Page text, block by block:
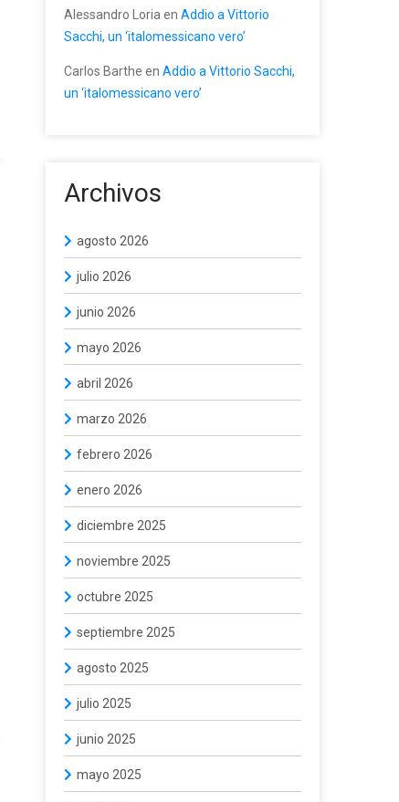
Alessandro Loria en Addio a Vittorio
Sacchi, un ‘italomessicano vero’
Carlos Barthe en Addio a Vittorio Sacchi,
un ‘italomessicano vero’
Archivos
agosto 2026
julio 2026
junio 2026
mayo 2026
abril 2026
marzo 2026
febrero 2026
enero 2026
diciembre 2025
noviembre 2025
octubre 2025
septiembre 2025
agosto 2025
julio 2025
junio 2025
mayo 2025